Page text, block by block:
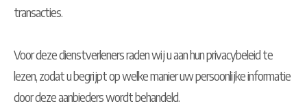
transacties.
Voor deze dienstverleners raden wij u aan hun privacybeleid te
lezen, zodat u begrijpt op welke manier uw persoonlijke informatie
door deze aanbieders wordt behandeld.